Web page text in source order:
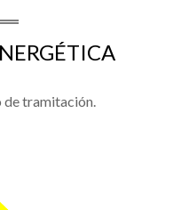
de tramitación.